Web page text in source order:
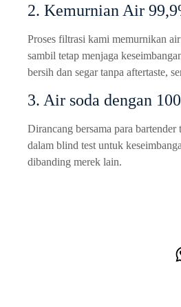
2. Kemurnian Air
Proses filtrasi kami memurnikan
sambil tetap menjaga
bersih dan segar tanpa aftertaste,
3. Air soda dengan
Dirancang bersama para
dalam blind test untuk
dibanding merek lain.